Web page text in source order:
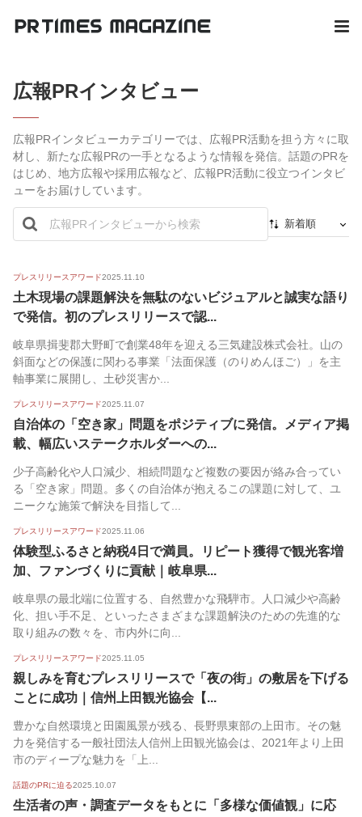
広報PRインタビュー
広報PRインタビューカテゴリーでは、広報PR活動を担う方々に取
材し、新たな広報PRの一手となるような情報を発信。話題のPRを
はじめ、地方広報や採用広報など、広報PR活動に役立つインタビ
ューをお届けしています。
新着順
人気順
プレスリリースアワード2025.11.10
土木現場の課題解決を無駄のないビジュアルと誠実な語り
で発信。初のプレスリリースで認...
岐阜県揖斐郡大野町で創業48年を迎える三気建設株式会社。山の
斜面などの保護に関わる事業「法面保護（のりめんほご）」を主
軸事業に展開し、土砂災害か...
プレスリリースアワード2025.11.07
自治体の「空き家」問題をポジティブに発信。メディア掲
載、幅広いステークホルダーへの...
少子高齢化や人口減少、相続問題など複数の要因が絡み合ってい
る「空き家」問題。多くの自治体が抱えるこの課題に対して、ユ
ニークな施策で解決を目指して...
プレスリリースアワード2025.11.06
体験型ふるさと納税4日で満員。リピート獲得で観光客増
加、ファンづくりに貢献｜岐阜県...
岐阜県の最北端に位置する、自然豊かな飛騨市。人口減少や高齢
化、担い手不足、といったさまざまな課題解決のための先進的な
取り組みの数々を、市内外に向...
プレスリリースアワード2025.11.05
親しみを育むプレスリリースで「夜の街」の敷居を下げる
ことに成功｜信州上田観光協会【...
豊かな自然環境と田園風景が残る、長野県東部の上田市。その魅
力を発信する一般社団法人信州上田観光協会は、2021年より上田
市のディープな魅力を「上...
話題のPRに迫る2025.10.07
生活者の声・調査データをもとに「多様な価値観」に応